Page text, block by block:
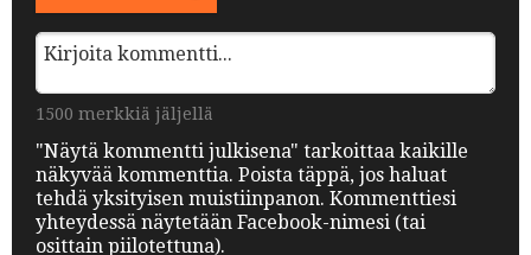
1500 merkkiä jäljellä
"Näytä kommentti julkisena" tarkoittaa kaikille
näkyvää kommenttia. Poista täppä, jos haluat
tehdä yksityisen muistiinpanon. Kommenttiesi
yhteydessä näytetään Facebook-nimesi (tai
osittain piilotettuna).